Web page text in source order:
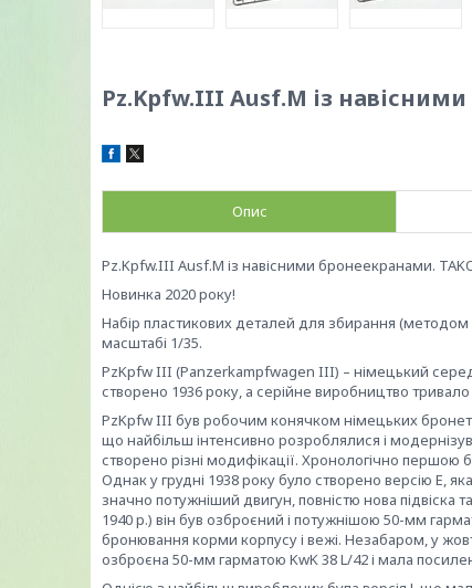
Pz.Kpfw.III Ausf.M із
Опис
Pz.Kpfw.III Ausf.M із навісними бронеекранами.
Новинка 2020 року!
Набір пластикових деталей для збирання (методом
масштабі 1/35.
PzKpfw III (Panzerkampfwagen III) – німецький
створено 1936 року, а серійне виробництво
PzKpfw III був робочим конячком німецьких
що найбільш інтенсивно розроблялися і
створено різні модифікації. Хронологічно першою
Однак у грудні 1938 року було створено версію E,
значно потужніший двигун, повністю нова підвіска
1940 р.) він був озброєний і потужнішою 50-мм
бронювання корми корпусу і вежі. Незабаром, у
озброєна 50-мм гарматою KwK 38 L/42 і мала